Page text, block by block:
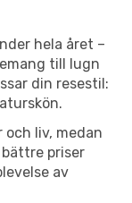
hela året –
till lugn
din resestil:
liv, medan
priser
av